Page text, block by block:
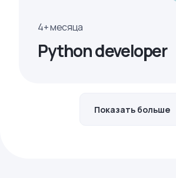
4+ месяца
Python developer
Показать больше